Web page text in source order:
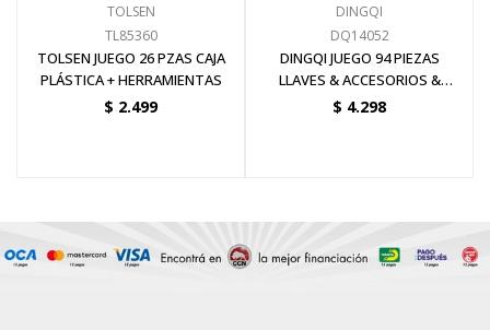
TOLSEN
TL85360
TOLSEN JUEGO 26 PZAS CAJA
PLÁSTICA + HERRAMIENTAS
$ 2.499
DINGQI
DQ14052
DINGQI JUEGO 94 PIEZAS
LLAVES & ACCESORIOS &
DADOS CR-V 1/2-1/4
$ 4.298